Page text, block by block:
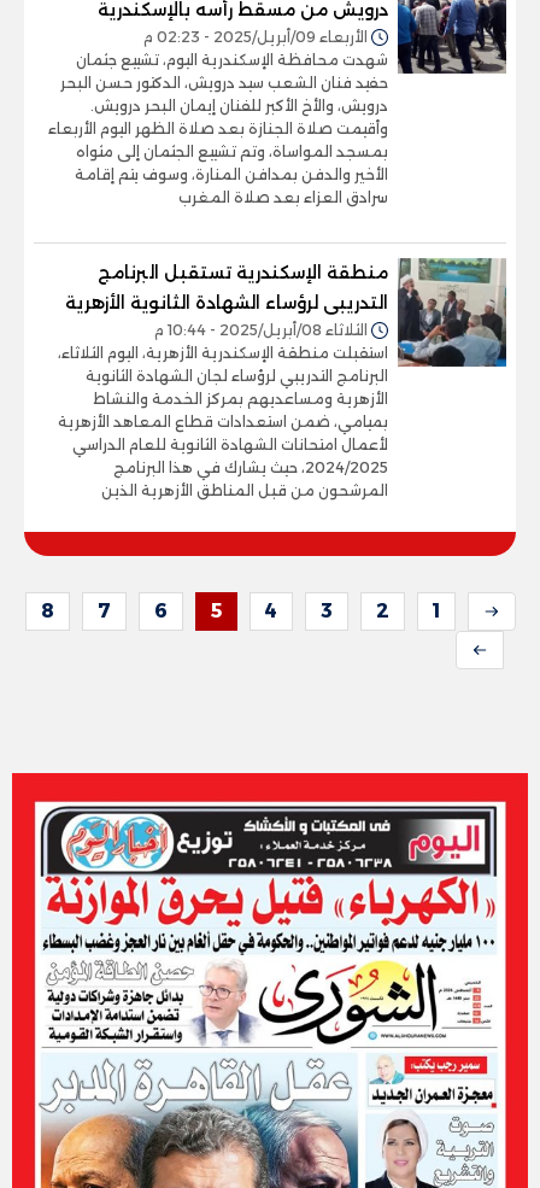
درويش من مسقط رأسه بالإسكندرية
الأربعاء 09/أبريل/2025 - 02:23 م
شهدت محافظة الإسكندرية اليوم، تشييع جثمان
حفيد فنان الشعب سيد درويش، الدكتور حسن البحر
درويش، والأخ الأكبر للفنان إيمان البحر درويش.
وأقيمت صلاة الجنازة بعد صلاة الظهر اليوم الأربعاء
بمسجد المواساة، وتم تشييع الجثمان إلى مثواه
الأخير والدفن بمدافن المنارة، وسوف يتم إقامة
سرادق العزاء بعد صلاة المغرب
منطقة الإسكندرية تستقبل البرنامج
التدريبى لرؤساء الشهادة الثانوية الأزهرية
الثلاثاء 08/أبريل/2025 - 10:44 م
استقبلت منطقة الإسكندرية الأزهرية، اليوم الثلاثاء،
البرنامج التدريبي لرؤساء لجان الشهادة الثانوية
الأزهرية ومساعديهم بمركز الخدمة والنشاط
بميامي، ضمن استعدادات قطاع المعاهد الأزهرية
لأعمال امتحانات الشهادة الثانوية للعام الدراسي
2024/2025، حيث يشارك في هذا البرنامج
المرشحون من قبل المناطق الأزهرية الذين
1
2
3
4
5
6
7
8